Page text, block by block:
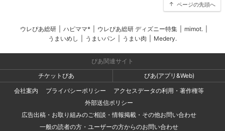
ページの先頭へ
ウレぴあ総研 ハピママ* ウレぴあ総研 ディズニー特集 mimot.
うまいめし
うまいパン うまい肉 Medery.
ぴあ関連サイト
チケットぴあ
ぴあ(アプリ&Web)
会社案内
プライバシーポリシー
アクセスデータの利用・著作権等
外部送信ポリシー
広告出稿・お取り組みのご相談・情報掲載・その他お問い合わせ
一般の読者の方・ユーザーの方からのお問い合わせ